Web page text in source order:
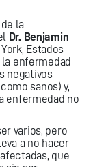
la
Dr. Benjamin
Estados
enfermedad
negativos
sanos) y,
enfermedad no
varios, pero
a no hacer
que